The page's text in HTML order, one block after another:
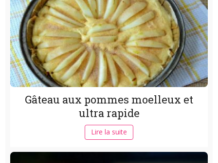
Gâteau aux pommes moelleux et
ultra rapide
Lire la suite